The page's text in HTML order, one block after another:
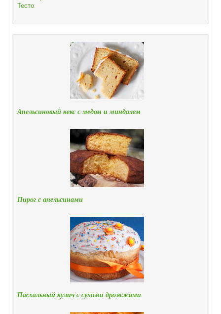
Тесто
Апельсиновый кекс с медом и миндалем
Пирог с апельсинами
Пасхальный кулич с сухими дрожжами